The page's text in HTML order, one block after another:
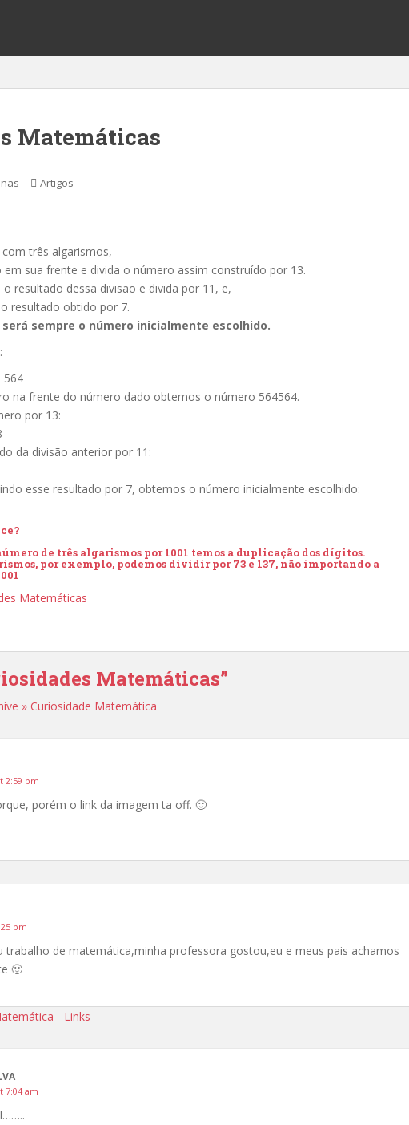
Matemáticas
Artigos
três algarismos,
sua frente e divida o número assim construído por 13.
o resultado dessa divisão e divida por 11, e,
resultado obtido por 7.
sempre o número inicialmente escolhido.
564
na frente do número dado obtemos o número 564564.
por 13:
da divisão anterior por 11:
esse resultado por 7, obtemos o número inicialmente escolhido:
de três algarismos por 1001 temos a duplicação dos dígitos.
por exemplo, podemos dividir por 73 e 137, não importando a
Matemáticas
Matemáticas”
» Curiosidade Matemática
2:59 pm
porém o link da imagem ta off. 🙂
pm
trabalho de matemática,minha professora gostou,eu e meus pais achamos
🙂
- Links
7:04 am